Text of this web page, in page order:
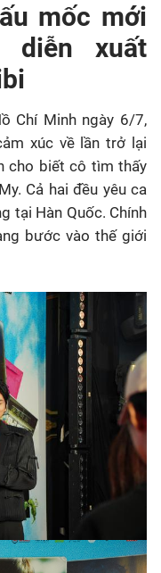
mốc mới
diễn xuất
Chí Minh ngày 6/7,
xúc về lần trở lại
cho biết cô tìm thấy
Cả hai đều yêu ca
tại Hàn Quốc. Chính
bước vào thế giới